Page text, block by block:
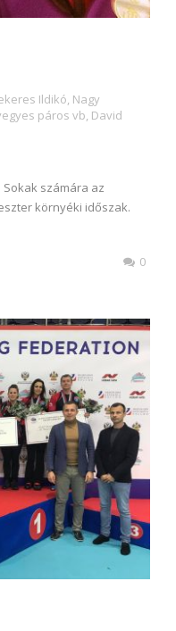
Ildikó, Nagy
páros vb, David
számára az
környéki időszak.
0